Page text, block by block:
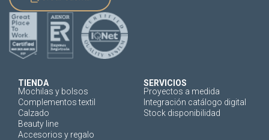
TIENDA
Mochilas y bolsos
Complementos textil
Calzado
Beauty line
Accesorios y regalo
SERVICIOS
Proyectos a medida
Integración catálogo digital
Stock disponibilidad